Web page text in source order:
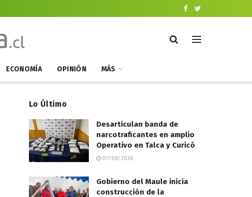
ECONOMÍA OPINIÓN MÁS
Lo Último
Desarticulan banda de
narcotraficantes en amplio
Operativo en Talca y Curicó
07/08/2026
Gobierno del Maule inicia
construcción de la